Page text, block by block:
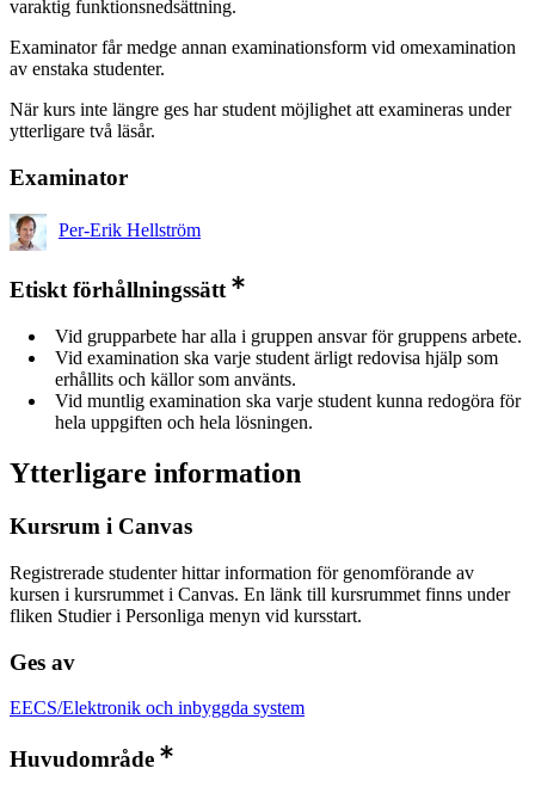
varaktig funktionsnedsättning.
Examinator får medge annan examinationsform vid omexamination
av enstaka studenter.
När kurs inte längre ges har student möjlighet att examineras under
ytterligare två läsår.
Examinator
Per-Erik Hellström
Etiskt förhållningssätt
Vid grupparbete har alla i gruppen ansvar för gruppens arbete.
Vid examination ska varje student ärligt redovisa hjälp som
erhållits och källor som använts.
Vid muntlig examination ska varje student kunna redogöra för
hela uppgiften och hela lösningen.
Ytterligare information
Kursrum i Canvas
Registrerade studenter hittar information för genomförande av
kursen i kursrummet i Canvas. En länk till kursrummet finns under
fliken Studier i Personliga menyn vid kursstart.
Ges av
EECS/Elektronik och inbyggda system
Huvudområde